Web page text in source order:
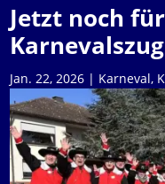
Jetzt noch
Jan. 22, 2026 | Karneval,